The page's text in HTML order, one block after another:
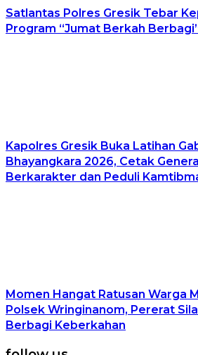
Satlantas Polres Gresik Tebar
Program “Jumat Berkah
Kapolres Gresik Buka Latihan
Bhayangkara 2026, Cetak
Berkarakter dan Peduli
Momen Hangat Ratusan Warga
Polsek Wringinanom, Pererat
Berbagi Keberkahan